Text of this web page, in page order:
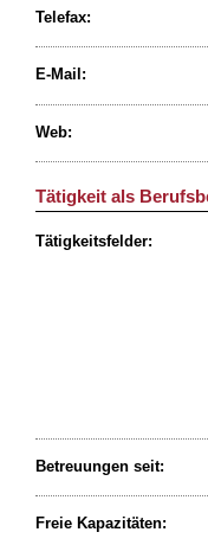
Telefax:
E-Mail:
Web:
Tätigkeit als
Tätigkeitsfelder:
Betreuungen seit:
Freie Kapazitäten: